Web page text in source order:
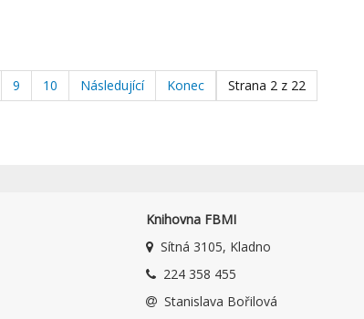
Strana 2 z 22
9 10 Následující Konec
Knihovna FBMI
Sítná 3105, Kladno
224 358 455
Stanislava Bořilová